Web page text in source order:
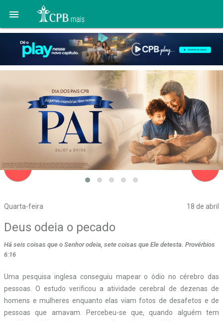

Quarta-feira 18 de abril
navigate_before
Deus odeia o pecado
Há seis coisas que o Senhor odeia, sete coisas que Ele detesta. Provérbios
6:16
Uma pesquisa inglesa conseguiu mapear o ódio no cérebro das
pessoas. O estudo verificou a atividade cerebral de dezenas de
homens e mulheres enquanto elas viam fotos de desafetos e de
pessoas que amavam. Percebeu-se que, quando alguém tem
navigate_next